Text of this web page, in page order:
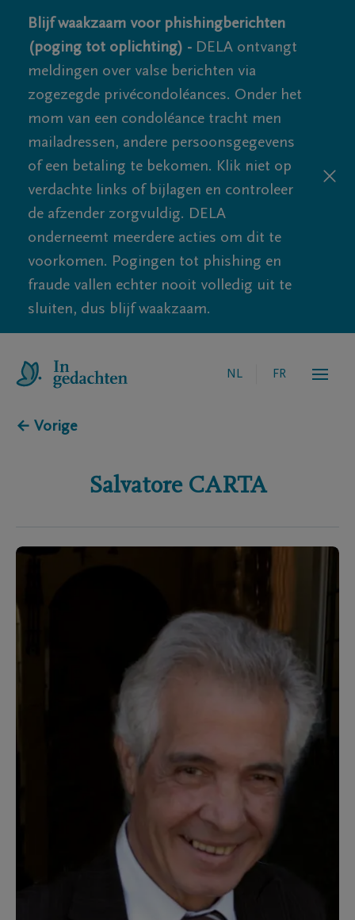
Blijf waakzaam voor phishingberichten
(poging tot oplichting) - DELA ontvangt
meldingen over valse berichten via
zogezegde privécondoléances. Onder het
mom van een condoléance tracht men
mailadressen, andere persoonsgegevens
of een betaling te bekomen. Klik niet op
verdachte links of bijlagen en controleer
de afzender zorgvuldig. DELA
onderneemt meerdere acties om dit te
voorkomen. Pogingen tot phishing en
fraude vallen echter nooit volledig uit te
sluiten, dus blijf waakzaam.
NL FR
← Vorige
Salvatore CARTA